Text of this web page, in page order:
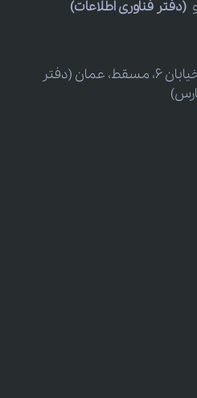
(دفتر فناوری اطلاعات)
ال موج 335، خیابان 6، مسقط، عمان (دفتر